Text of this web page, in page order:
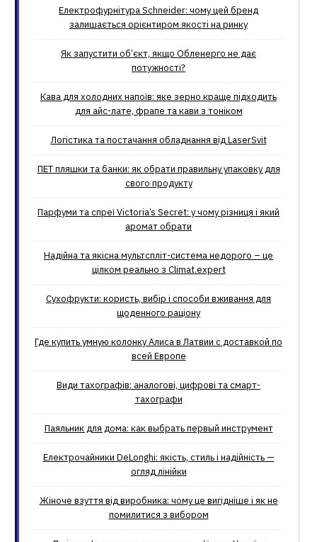
Електрофурнітура Schneider: чому цей бренд
залишається орієнтиром якості на ринку
Як запустити об’єкт, якщо Обленерго не дає
потужності?
Кава для холодних напоїв: яке зерно краще підходить
для айс-лате, фрапе та кави з тоніком
Логістика та постачання обладнання від LaserSvit
ПЕТ пляшки та банки: як обрати правильну упаковку для
свого продукту
Парфуми та спреї Victoria’s Secret: у чому різниця і який
аромат обрати
Надійна та якісна мультспліт-система недорого – це
цілком реально з Climat.еxpert
Сухофрукти: користь, вибір і способи вживання для
щоденного раціону
Где купить умную колонку Алиса в Латвии с доставкой по
всей Европе
Види тахографів: аналогові, цифрові та смарт-
тахографи
Паяльник для дома: как выбрать первый инструмент
Електрочайники DeLonghi: якість, стиль і надійність —
огляд лінійки
Жіноче взуття від виробника: чому це вигідніше і як не
помилитися з вибором